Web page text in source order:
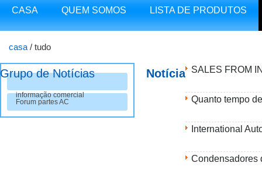
CASA QUEM SOMOS LISTA DE PRODUTOS
casa / tudo
Grupo de Notícias
informação comercial
Forum partes AC
Notícia SALES FROM
Quanto tempo
International
Condensadores